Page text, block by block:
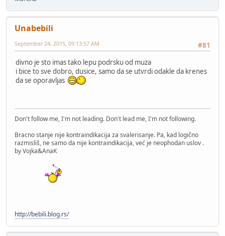
Unabebili
#81
September 24, 2015, 09:13:57 AM
divno je sto imas tako lepu podrsku od muza
i bice to sve dobro, dusice, samo da se utvrdi odakle da krenes
da se oporavljas
Don't follow me, I'm not leading. Don't lead me, I'm not following.
Bracno stanje nije kontraindikacija za svalerisanje. Pa, kad logično
razmisliš, ne samo da nije kontraindikacija, već je neophodan uslov .
by Vojka&AnaK
http://bebili.blog.rs/